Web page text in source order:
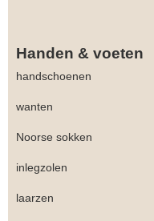
Handen & voeten
handschoenen
wanten
Noorse sokken
inlegzolen
laarzen